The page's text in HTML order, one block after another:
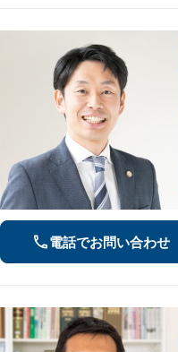
電話でお問い合わせ